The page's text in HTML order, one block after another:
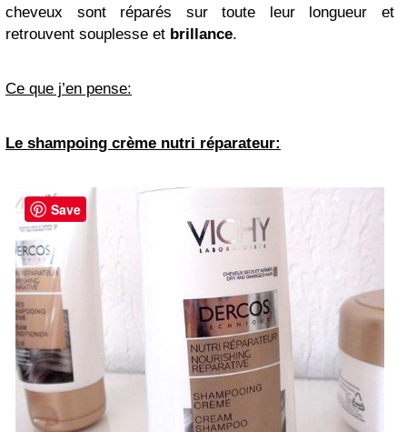
cheveux sont réparés sur toute leur longueur et
retrouvent souplesse et brillance.
Ce que j’en pense:
Le shampoing crème nutri réparateur:
Save